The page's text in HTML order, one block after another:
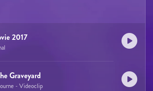
2017
Graveyard
- Videoclip